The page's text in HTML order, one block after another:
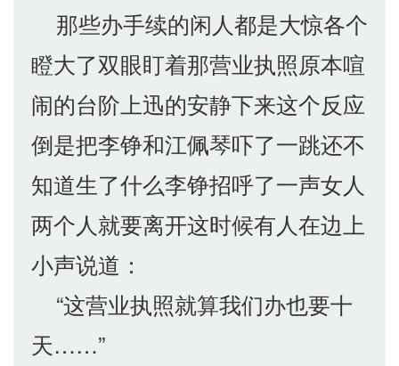
那些办手续的闲人都是大惊各个
瞪大了双眼盯着那营业执照原本喧
闹的台阶上迅的安静下来这个反应
倒是把李铮和江佩琴吓了一跳还不
知道生了什么李铮招呼了一声女人
两个人就要离开这时候有人在边上
小声说道：
“这营业执照就算我们办也要十
天……”